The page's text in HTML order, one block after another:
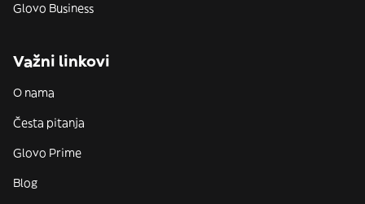
Glovo Business
Važni linkovi
O nama
Česta pitanja
Glovo Prime
Blog